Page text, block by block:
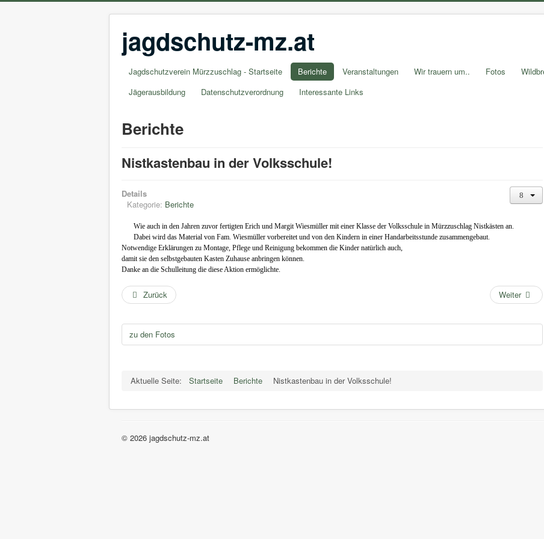
jagdschutz-mz.at
Jagdschutzverein Mürzzuschlag - Startseite Berichte Veranstaltungen Wir trauern um.. Fotos
Jägerausbildung
Datenschutzverordnung Interessante Links
Berichte
Nistkastenbau in der Volksschule!
Details
Kategorie: Berichte
Wie auch in den Jahren zuvor fertigten Erich und Margit Wiesmüller mit einer Klasse der Volksschule in Mürzzuschlag Nistkästen an.
Dabei wird das Material von Fam. Wiesmüller vorbereitet und von den Kindern in einer Handarbeitsstunde zusammengebaut.
Notwendige Erklärungen zu Montage, Pflege und Reinigung bekommen die Kinder natürlich auch,
damit sie den selbstgebauten Kasten Zuhause anbringen können.
Danke an die Schulleitung die diese Aktion ermöglichte.
Zurück Weiter
zu den Fotos
Aktuelle Seite: Startseite Berichte Nistkastenbau in der Volksschule!
© 2026 jagdschutz-mz.at